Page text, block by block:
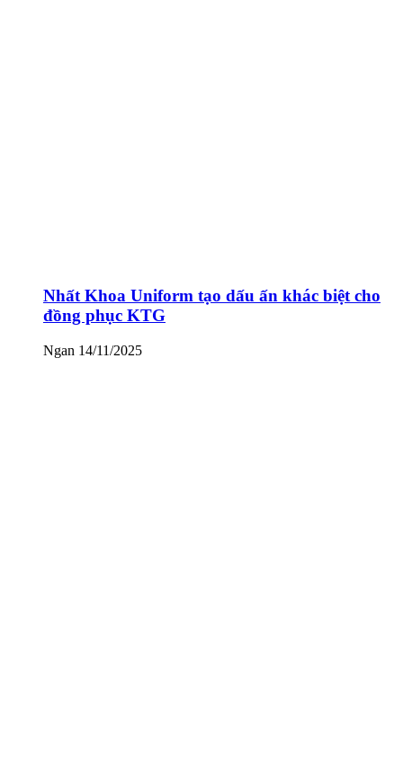
Nhất Khoa Uniform tạo dấu ấn khác biệt cho
đồng phục KTG
Ngan 14/11/2025